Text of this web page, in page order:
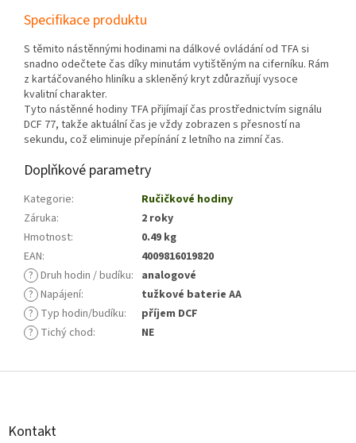
Specifikace produktu
S těmito nástěnnými hodinami na dálkové ovládání od TFA si
snadno odečtete čas díky minutám vytištěným na ciferníku. Rám
z kartáčovaného hliníku a skleněný kryt zdůrazňují vysoce
kvalitní charakter.
Tyto nástěnné hodiny TFA přijímají čas prostřednictvím signálu
DCF 77, takže aktuální čas je vždy zobrazen s přesností na
sekundu, což eliminuje přepínání z letního na zimní čas.
Doplňkové parametry
Kategorie:
Ručičkové hodiny
Záruka:
2 roky
Hmotnost:
0.49 kg
EAN:
4009816019820
? Druh hodin / budíku: analogové
? Napájení:
tužkové baterie AA
? Typ hodin/budíku:
příjem DCF
? Tichý chod: NE
Z
Kontakt